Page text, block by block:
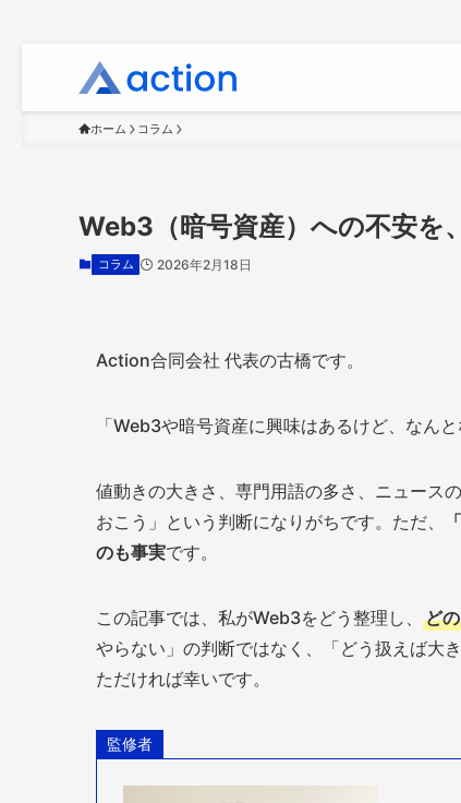
ホーム コラム
Web3（暗号資産）への不安
コラム 2026年2月18日
Action合同会社 代表の古橋です。
「Web3や暗号資産に興味はあるけど、なん
値動きの大きさ、専門用語の多さ、ニュース
おこう」という判断になりがちです。ただ、
のも事実です。
この記事では、私がWeb3をどう整理し、 ど
やらない」の判断ではなく、「どう扱えば大
ただければ幸いです。
監修者